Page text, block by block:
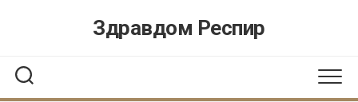
Здравдом Респир